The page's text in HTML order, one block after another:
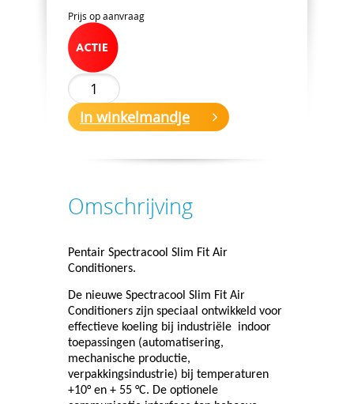
Prijs op aanvraag
In winkelmandje
Omschrijving
Pentair Spectracool Slim Fit Air
Conditioners.
De nieuwe Spectracool Slim Fit Air
Conditioners zijn speciaal ontwikkeld voor
effectieve koeling bij industriële indoor
toepassingen (automatisering,
mechanische productie,
verpakkingsindustrie) bij temperaturen
+10° en + 55 °C. De optionele